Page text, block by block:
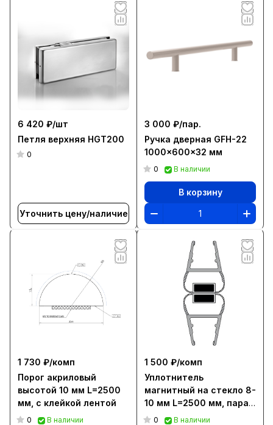
6 420 ₽/шт
Петля верхняя HGT200
0
Уточнить цену/наличие
3 000 ₽/пар.
Ручка дверная GFH-22
1000x600x32 мм
0 В наличии
В корзину
1 730 ₽/комп
Порог акриловый
высотой 10 мм L=2500
мм, с клейкой лентой
0 В наличии
1 500 ₽/комп
Уплотнитель
магнитный на стекло 8-
10 мм L=2500 мм, пара.
GF.M113+GF.M113
0 В наличии